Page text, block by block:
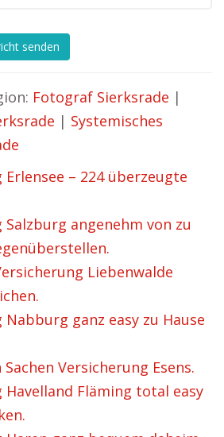
senden
Fotograf Sierksrade |
| Systemisches
– 224 überzeugte
angenehm von zu
Liebenwalde
ganz easy zu Hause
Versicherung Esens.
Havelland Fläming total easy